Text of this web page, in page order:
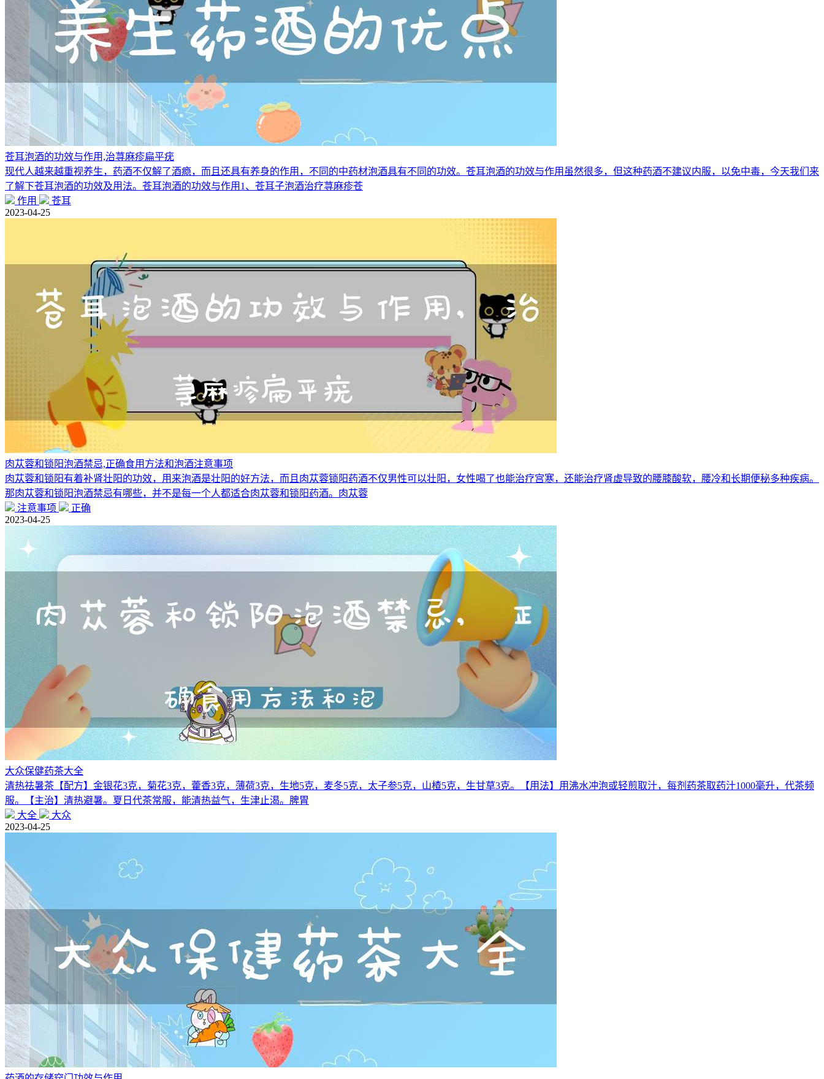
苍耳泡酒的功效与作用,治荨麻疹扁平疣
现代人越来越重视养生，药酒不仅解了酒瘾，而且还具有养身的作用，不同的中药材泡酒具有不同的功效。苍耳泡酒的功效与作用虽然很多，但这种药酒不建议内服，以免中毒，今天我们来
了解下苍耳泡酒的功效及用法。苍耳泡酒的功效与作用1、苍耳子泡酒治疗荨麻疹苍
作用
苍耳
2023-04-25
肉苁蓉和锁阳泡酒禁忌,正确食用方法和泡酒注意事项
肉苁蓉和锁阳有着补肾壮阳的功效，用来泡酒是壮阳的好方法，而且肉苁蓉锁阳药酒不仅男性可以壮阳，女性喝了也能治疗宫寒，还能治疗肾虚导致的腰膝酸软，腰冷和长期便秘多种疾病。
那肉苁蓉和锁阳泡酒禁忌有哪些，并不是每一个人都适合肉苁蓉和锁阳药酒。肉苁蓉
注意事项
正确
2023-04-25
大众保健药茶大全
清热祛暑茶【配方】金银花3克，菊花3克，藿香3克，薄荷3克，生地5克，麦冬5克，太子参5克，山楂5克，生甘草3克。【用法】用沸水冲泡或轻煎取汁，每剂药茶取药汁1000毫升，代茶频
服。【主治】清热避暑。夏日代茶常服，能清热益气，生津止渴。脾胃
大全
大众
2023-04-25